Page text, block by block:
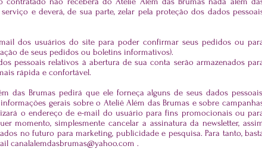
e deverá, de sua parte, zelar pela proteção dos dados
dos usuários do site para poder confirmar seus pedidos ou
de seus pedidos ou boletins informativos).
pessoais relativos à abertura de sua conta serão armazenados
rápida e confortável.
das Brumas pedirá que ele forneça alguns de seus dados
gerais sobre o Ateliê Além das Brumas e sobre
o endereço de e-mail do usuário para fins promocionais ou
momento, simplesmente cancelar a assinatura da newsletter,
no futuro para marketing, publicidade e pesquisa. Para tanto,
canalalemdasbrumas@yahoo.com .